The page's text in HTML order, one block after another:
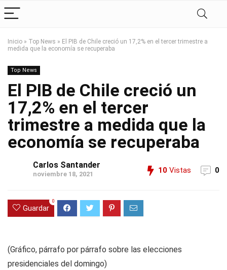
Inicio » Top News » El PIB de Chile creció un 17,2% en el tercer trimestre a
medida que la economía se recuperaba
Top News
El PIB de Chile creció un
17,2% en el tercer
trimestre a medida que la
economía se recuperaba
Carlos Santander
noviembre 18, 2021 10 Vistas 0
Guardar
0
(Gráfico, párrafo por párrafo sobre las elecciones
presidenciales del domingo)